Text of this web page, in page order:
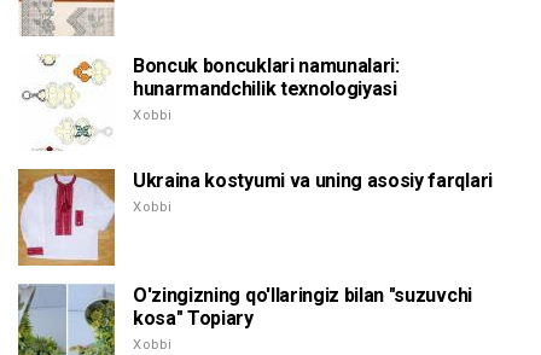
Boncuk boncuklari namunalari:
hunarmandchilik texnologiyasi
Xobbi
Ukraina kostyumi va uning asosiy farqlari
Xobbi
O'zingizning qo'llaringiz bilan "suzuvchi
kosa" Topiary
Xobbi